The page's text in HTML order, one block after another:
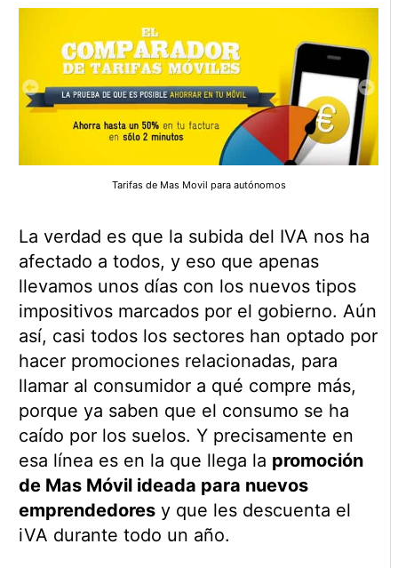
Tarifas de Mas Movil para autónomos
La verdad es que la subida del IVA nos ha
afectado a todos, y eso que apenas
llevamos unos días con los nuevos tipos
impositivos marcados por el gobierno. Aún
así, casi todos los sectores han optado por
hacer promociones relacionadas, para
llamar al consumidor a qué compre más,
porque ya saben que el consumo se ha
caído por los suelos. Y precisamente en
esa línea es en la que llega la promoción
de Mas Móvil ideada para nuevos
emprendedoresy que les descuenta el
iVA durante todo un año.